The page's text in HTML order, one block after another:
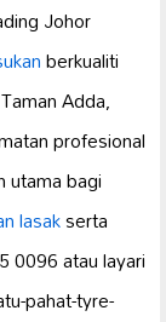
Johor
berkualiti
Adda,
profesional
utama bagi
lasakserta
0096 atau layari
pahat-tyre-